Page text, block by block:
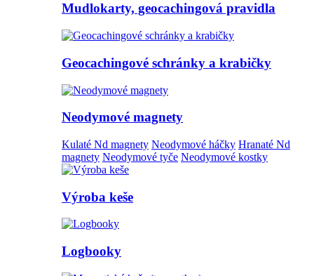
Mudlokarty, geocachingová pravidla
Geocachingové schránky a krabičky
Neodymové magnety
Kulaté Nd magnety Neodymové háčky Hranaté Nd
magnety Neodymové tyče Neodymové kostky
Výroba keše
Logbooky